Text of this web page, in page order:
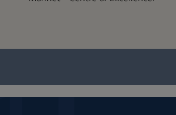
Questionnaire
social